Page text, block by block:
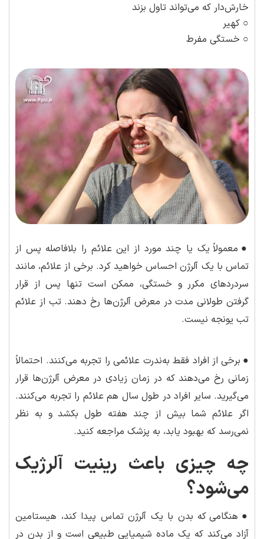
خارش‌دار که می‌تواند تاول بزند
○ کهیر
○ خستگی مفرط
● معمولاً یک یا چند مورد از این علائم را بلافاصله پس از
تماس با یک آلرژن احساس خواهید کرد. برخی از علائم، مانند
سردردهای مکرر و خستگی، ممکن است تنها پس از قرار
گرفتن طولانی مدت در معرض آلرژن‌ها رخ دهند. تب از علائم
تب یونجه نیست.
● برخی از افراد فقط به‌ندرت علائمی را تجربه می‌کنند. احتمالاً
زمانی رخ می‌دهند که در زمان زیادی در معرض آلرژن‌ها قرار
می‌گیرید. سایر افراد در طول سال هم علائم را تجربه می‌کنند.
اگر علائم شما بیش از چند هفته طول بکشد و به نظر
نمی‌رسد که بهبود یابد، به پزشک مراجعه کنید.
چه چیزی باعث رینیت آلرژیک
می‌شود؟
● هنگامی که بدن با یک آلرژن تماس پیدا کند، هیستامین
آزاد می‌کند که یک ماده شیمیایی طبیعی است و از بدن در